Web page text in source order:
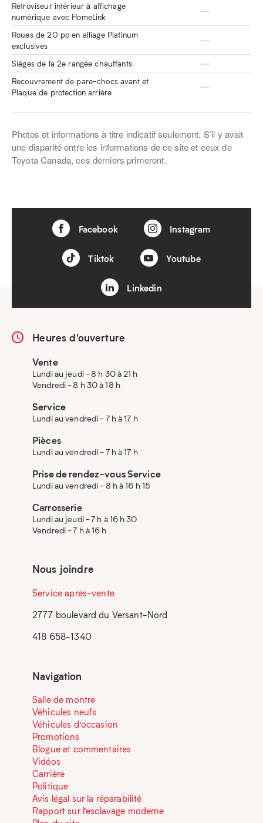
Rétroviseur intérieur à affichage
numérique avec HomeLink
Roues de 20 po en alliage Platinum
exclusives
Sièges de la 2e rangée chauffants
Recouvrement de pare-chocs avant et
Plaque de protection arrière
Photos et informations à titre indicatif seulement. S’il y avait
une disparité entre les informations de ce site et ceux de
Toyota Canada, ces derniers primeront.
Facebook Instagram
Tiktok Youtube
Linkedin
Heures d'ouverture
Vente
Lundi au jeudi - 8 h 30 à 21 h
Vendredi - 8 h 30 à 18 h
Service
Lundi au vendredi - 7 h à 17 h
Pièces
Lundi au vendredi - 7 h à 17 h
Prise de rendez-vous Service
Lundi au vendredi - 8 h à 16 h 15
Carrosserie
Lundi au jeudi - 7 h à 16 h 30
Vendredi - 7 h à 16 h
Nous joindre
Service après-vente
2777 boulevard du Versant-Nord
418 658-1340
Navigation
Salle de montre
Véhicules neufs
Véhicules d’occasion
Promotions
Blogue et commentaires
Vidéos
Carrière
Politique
Avis légal sur la réparabilité
Rapport sur l’esclavage moderne